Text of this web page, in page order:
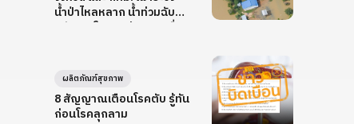
น้ำป่าไหลหลาก น้ำท่วมฉับ
พลัน ดินโคลนถล่ม และคลื่น
8 สัญญาณเตือนโรคตับ รู้ทัน
ก่อนโรคลุกลาม
ผลิตภัณฑ์สุขภาพ